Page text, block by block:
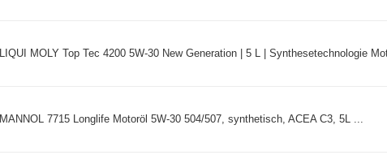
LIQUI MOLY Top Tec 4200 5W-30 New Generation | 5 L | Synthesetechnologie
MANNOL 7715 Longlife Motoröl 5W-30 504/507, synthetisch, ACEA C3, 5L ...